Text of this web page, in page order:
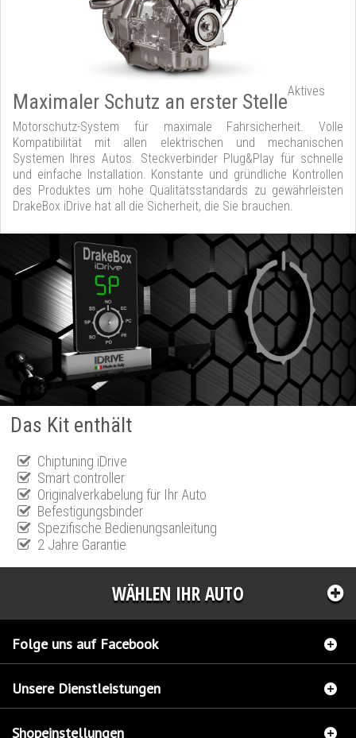
Maximaler Schutz an erster StelleAktives
Motorschutz-System für maximale Fahrsicherheit. Volle
Kompatibilität mit allen elektrischen und mechanischen
Systemen Ihres Autos. Steckverbinder Plug&Play für schnelle
und einfache Installation. Konstante und gründliche Kontrollen
des Produktes um hohe Qualitätsstandards zu gewährleisten
DrakeBox iDrive hat all die Sicherheit, die Sie brauchen.
Das Kit enthält
Chiptuning iDrive
Smart controller
Originalverkabelung für Ihr Auto
Befestigungsbinder
Spezifische Bedienungsanleitung
2 Jahre Garantie
WÄHLEN IHR AUTO
Folge uns auf Facebook
Unsere Dienstleistungen
Shopeinstellungen